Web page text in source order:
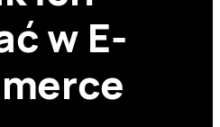
w E-